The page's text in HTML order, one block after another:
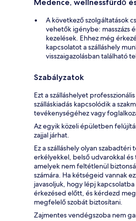
Medence, wellnessfürdő
A következő szolgáltatások
vehetők igénybe: masszázs
kezelések. Ehhez még
kapcsolatot a szálláshely
visszaigazolásban található
Szabályzatok
Ezt a szálláshelyet
szálláskiadás kapcsolódik a
tevékenységéhez vagy
Az egyik közeli épületben
zajjal járhat.
Ez a szálláshely olyan
erkélyekkel, belső udvarokkal és
amelyek nem feltétlenül
számára. Ha kétségeid vannak
javasoljuk, hogy lépj kapcsolatba
érkezésed előtt, és kérdezd
megfelelő szobát biztosítani.
Zajmentes vendégszoba nem